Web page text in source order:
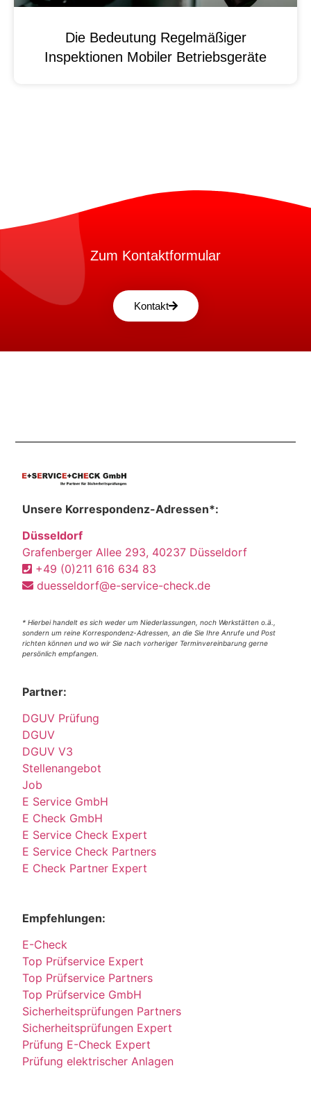
Die Bedeutung Regelmäßiger
Inspektionen Mobiler Betriebsgeräte
Zum Kontaktformular
Kontakt
Unsere Korrespondenz-Adressen*:
Düsseldorf
Grafenberger Allee 293, 40237 Düsseldorf
+49 (0)211 616 634 83
duesseldorf@e-service-check.de
* Hierbei handelt es sich weder um Niederlassungen, noch Werkstätten o.ä.,
sondern um reine Korrespondenz-Adressen, an die Sie Ihre Anrufe und Post
richten können und wo wir Sie nach vorheriger Terminvereinbarung gerne
persönlich empfangen.
Partner:
DGUV Prüfung
DGUV
DGUV V3
Stellenangebot
Job
E Service GmbH
E Check GmbH
E Service Check Expert
E Service Check Partners
E Check Partner Expert
Empfehlungen:
E-Check
Top Prüfservice Expert
Top Prüfservice Partners
Top Prüfservice GmbH
Sicherheitsprüfungen Partners
Sicherheitsprüfungen Expert
Prüfung E-Check Expert
Prüfung elektrischer Anlagen